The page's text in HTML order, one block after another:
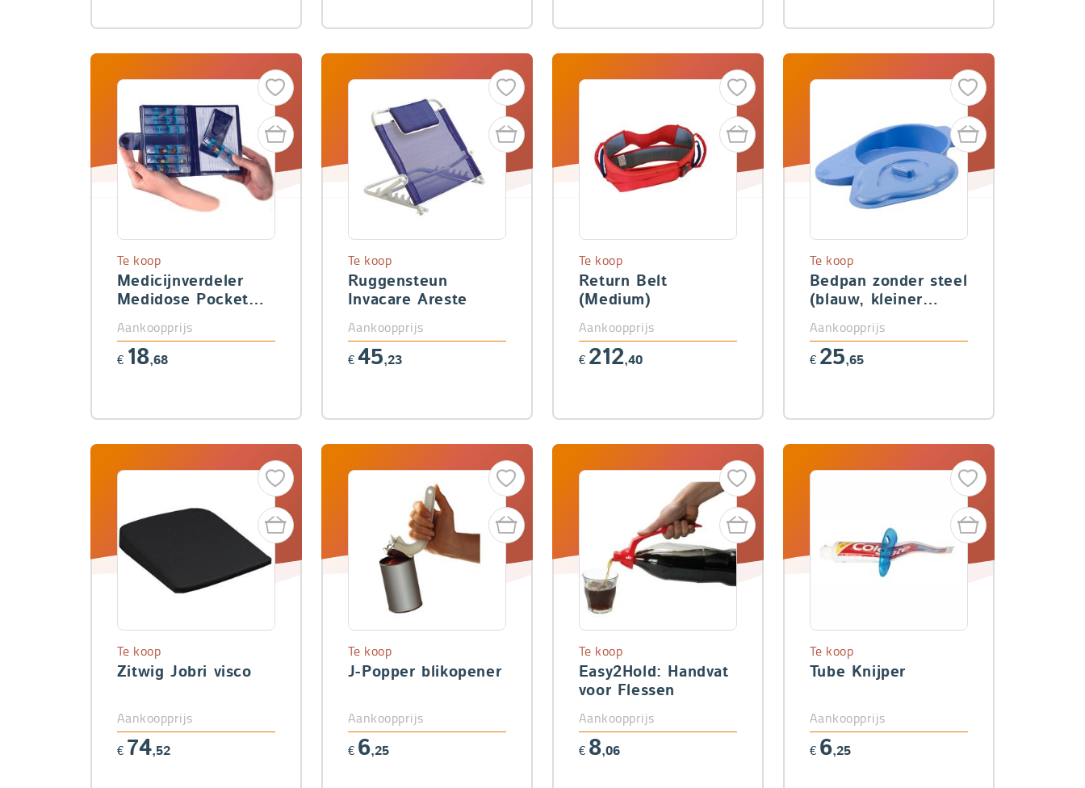
Medicijnverdeler
Medidose Pocket
Te koop
Aankoopprijs
€ 18,68
Ruggensteun
Invacare Areste
Te koop
Aankoopprijs
€ 45,23
Return Belt
(Medium)
Te koop
Aankoopprijs
€ 212,40
Bedpan zonder steel
(blauw, kleiner
Te koop
Aankoopprijs
€ 25,65
Zitwig Jobri visco
Te koop
Aankoopprijs
€ 74,52
J-Popper blikopener
Te koop
Aankoopprijs
€ 6,25
Easy2Hold: Handvat
voor Flessen
Te koop
Aankoopprijs
€ 8,06
Tube Knijper
Te koop
Aankoopprijs
€ 6,25